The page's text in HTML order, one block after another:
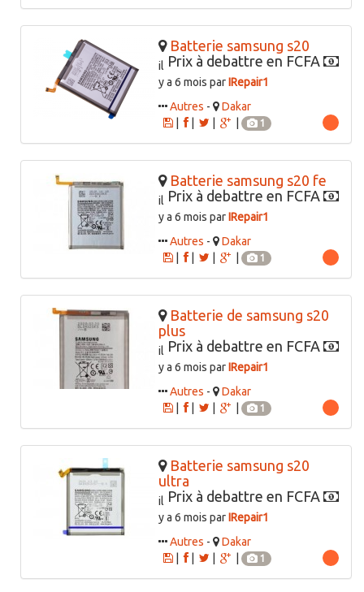
Batterie samsung s20
Prix à debattre en FCFA
il
y a 6 mois parIRepair1
Autres -
Dakar
|
1
Batterie samsung s20 fe
Prix à debattre en FCFA
il
y a 6 mois parIRepair1
Autres -
Dakar
|
1
Batterie de samsung s20
plus
Prix à debattre en FCFA
il
y a 6 mois parIRepair1
Autres -
Dakar
|
1
Batterie samsung s20
ultra
Prix à debattre en FCFA
il
y a 6 mois parIRepair1
Autres -
Dakar
|
1